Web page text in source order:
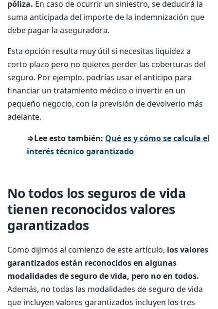
póliza. En caso de ocurrir un siniestro, se deducirá la
suma anticipada del importe de la indemnización que
debe pagar la aseguradora.
Esta opción resulta muy útil si necesitas liquidez a
corto plazo pero no quieres perder las coberturas del
seguro. Por ejemplo, podrías usar el anticipo para
financiar un tratamiento médico o invertir en un
pequeño negocio, con la previsión de devolverlo más
adelante.
⇒Lee esto también: Qué es y cómo se calcula el
interés técnico garantizado
No todos los seguros de vida
tienen reconocidos valores
garantizados
Como dijimos al comienzo de este artículo, los valores
garantizados están reconocidos en algunas
modalidades de seguro de vida, pero no en todos.
Además, no todas las modalidades de seguro de vida
que incluyen valores garantizados incluyen los tres